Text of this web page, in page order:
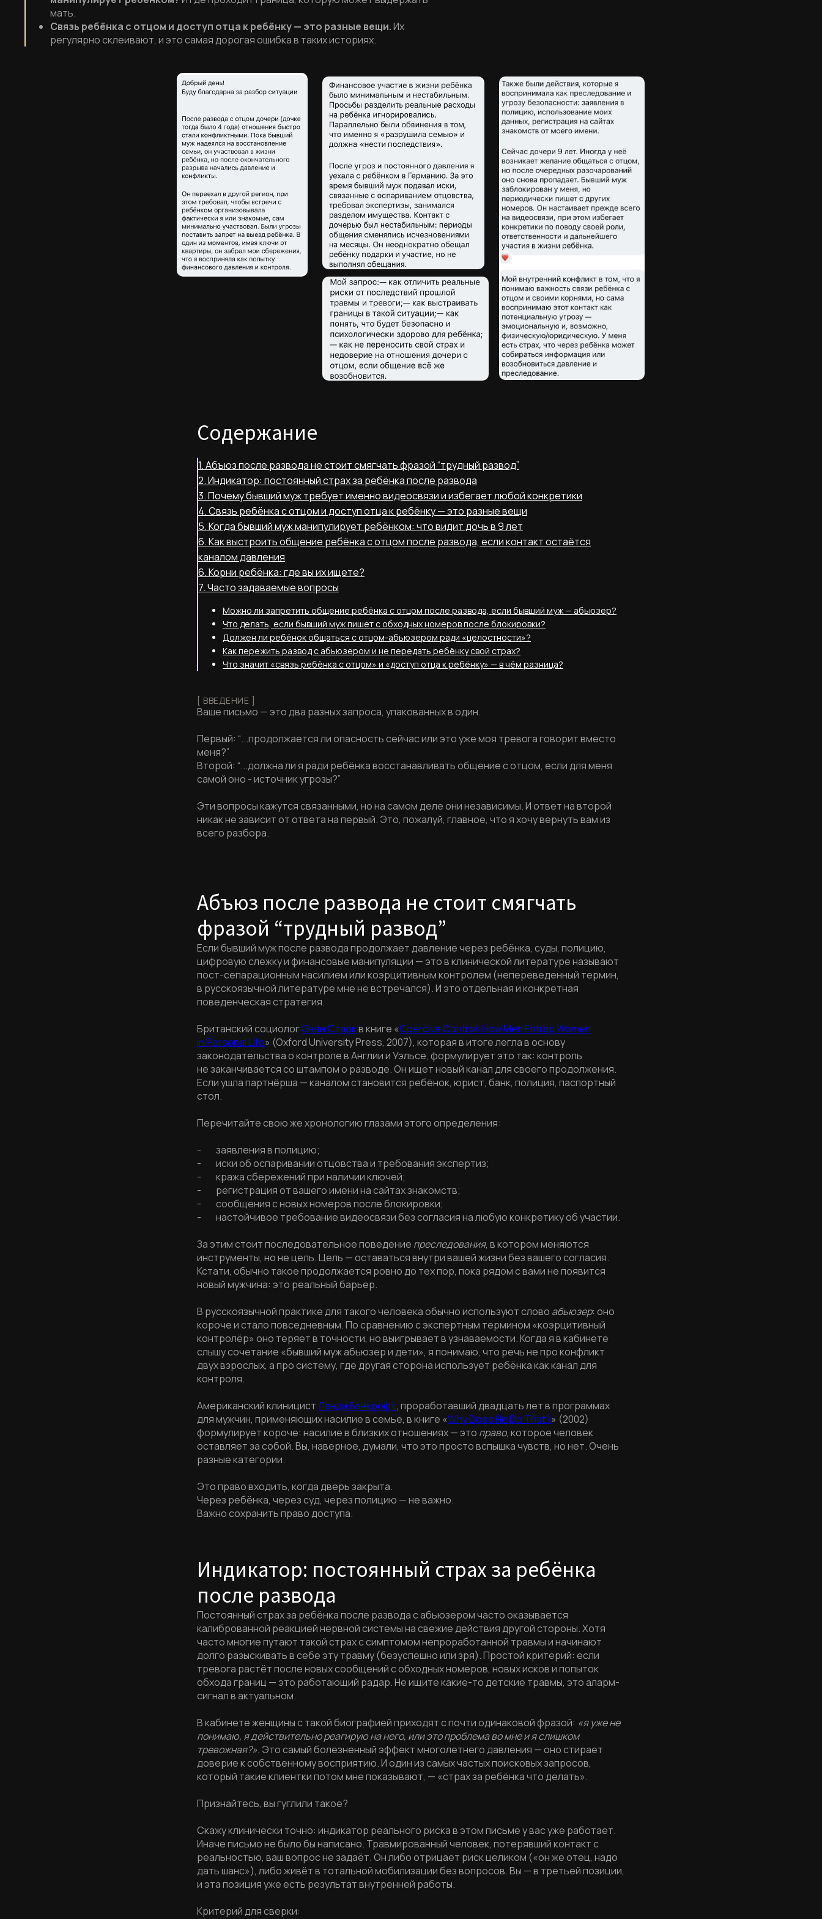
мать.
Связь ребёнка с отцом и доступ отца к ребёнку — это разные вещи.Их
регулярно склеивают, и это самая дорогая ошибка в таких историях.
Содержание
1. Абъюз после развода не стоит смягчать фразой “трудный развод”
2. Индикатор: постоянный страх за ребёнка после развода
3. Почему бывший муж требует именно видеосвязи и избегает любой конкретики
4. Связь ребёнка с отцом и доступ отца к ребёнку — это разные вещи
5. Когда бывший муж манипулирует ребёнком: что видит дочь в 9 лет
6. Как выстроить общение ребёнка с отцом после развода, если контакт остаётся
каналом давления
6. Корни ребёнка: где вы их ищете?
7. Часто задаваемые вопросы
Можно ли запретить общение ребёнка с отцом после развода, если бывший муж — абьюзер?
Что делать, если бывший муж пишет с обходных номеров после блокировки?
Должен ли ребёнок общаться с отцом-абьюзером ради «целостности»?
Как пережить развод с абьюзером и не передать ребёнку свой страх?
Что значит «связь ребёнка с отцом» и «доступ отца к ребёнку» — в чём разница?
[ ВВЕДЕНИЕ ]
Ваше письмо — это два разных запроса, упакованных в один.
Первый: “...продолжается ли опасность сейчас или это уже моя тревога говорит вместо
меня?”
Второй: “...должна ли я ради ребёнка восстанавливать общение с отцом, если для меня
самой оно - источник угрозы?”
Эти вопросы кажутся связанными, но на самом деле они независимы. И ответ на второй
никак не зависит от ответа на первый. Это, пожалуй, главное, что я хочу вернуть вам из
всего разбора.
Абъюз после развода не стоит смягчать
фразой “трудный развод”
Если бывший муж после развода продолжает давление через ребёнка, суды, полицию,
цифровую слежку и финансовые манипуляции — это в клинической литературе называют
пост-сепарационным насилием или коэрцитивным контролем (непереведенный термин,
в русскоязычной литературе мне не встречался). И это отдельная и конкретная
поведенческая стратегия.
Британский социологЭван Старкв книге «Coercive Control: How Men Entrap Women
in Personal Life» (Oxford University Press, 2007), которая в итоге легла в основу
законодательства о контроле в Англии и Уэльсе, формулирует это так: контроль
не заканчивается со штампом о разводе. Он ищет новый канал для своего продолжения.
Если ушла партнёрша — каналом становится ребёнок, юрист, банк, полиция, паспортный
стол.
Перечитайте свою же хронологию глазами этого определения:
- заявления в полицию;
- иски об оспаривании отцовства и требования экспертиз;
- кража сбережений при наличии ключей;
- регистрация от вашего имени на сайтах знакомств;
- сообщения с новых номеров после блокировки;
- настойчивое требование видеосвязи без согласия на любую конкретику об участии.
За этим стоит последовательное поведение преследования, в котором меняются
инструменты, но не цель. Цель — оставаться внутри вашей жизни без вашего согласия.
Кстати, обычно такое продолжается ровно до тех пор, пока рядом с вами не появится
новый мужчина: это реальный барьер.
В русскоязычной практике для такого человека обычно используют слово абьюзер: оно
короче и стало повседневным. По сравнению с экспертным термином «коэрцитивный
контролёр» оно теряет в точности, но выигрывает в узнаваемости. Когда я в кабинете
слышу сочетание «бывший муж абьюзер и дети», я понимаю, что речь не про конфликт
двух взрослых, а про систему, где другая сторона использует ребёнка как канал для
контроля.
Американский клиницистЛанди Бэнкрофт, проработавший двадцать лет в программах
для мужчин, применяющих насилие в семье, в книге «Why Does He Do That?» (2002)
формулирует короче: насилие в близких отношениях — это право, которое человек
оставляет за собой. Вы, наверное, думали, что это просто вспышка чувств, но нет. Очень
разные категории.
Это право входить, когда дверь закрыта.
Через ребёнка, через суд, через полицию — не важно.
Важно сохранить право доступа.
Индикатор: постоянный страх за ребёнка
после развода
Постоянный страх за ребёнка после развода с абьюзером часто оказывается
калиброванной реакцией нервной системы на свежие действия другой стороны. Хотя
часто многие путают такой страх с симптомом непроработанной травмы и начинают
долго разыскивать в себе эту травму (безуспешно или зря). Простой критерий: если
тревога растёт после новых сообщений с обходных номеров, новых исков и попыток
обхода границ — это работающий радар. Не ищите какие-то детские травмы, это аларм-
сигнал в актуальном.
В кабинете женщины с такой биографией приходят с почти одинаковой фразой: «я уже не
понимаю, я действительно реагирую на него, или это проблема во мне и я слишком
тревожная?». Это самый болезненный эффект многолетнего давления — оно стирает
доверие к собственному восприятию. И один из самых частых поисковых запросов,
который такие клиентки потом мне показывают, — «страх за ребёнка что делать».
Признайтесь, вы гуглили такое?
Скажу клинически точно: индикатор реального риска в этом письме у вас уже работает.
Иначе письмо не было бы написано. Травмированный человек, потерявший контакт с
реальностью, ваш вопрос не задаёт. Он либо отрицает риск целиком («он же отец, надо
дать шанс»), либо живёт в тотальной мобилизации без вопросов. Вы — в третьей позиции,
и эта позиция уже есть результат внутренней работы.
Критерий для сверки: